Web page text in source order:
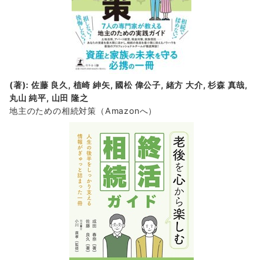
(著): 佐藤 良久, 植崎 紳矢, 國松 偉公子, 緒方 大介, 杉森 真哉,
丸山 純平, 山田 隆之
地主のための相続対策 （Amazonへ）